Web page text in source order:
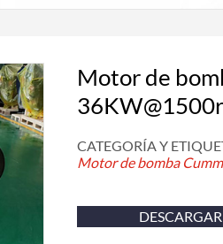
Motor de
CATEGORÍA Y
Motor de bomba
DESCARGAR